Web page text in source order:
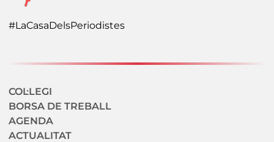
#LaCasaDelsPeriodistes
Navegació secundaria
COL·LEGI
BORSA DE TREBALL
AGENDA
ACTUALITAT